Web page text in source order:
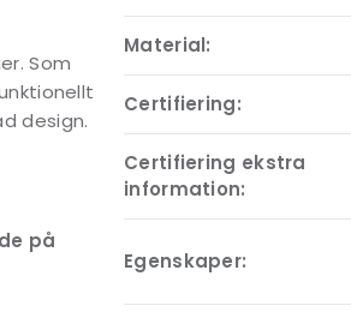
Som
design.
på
Material:
Certifiering:
Certifiering ekstra
information:
Egenskaper: